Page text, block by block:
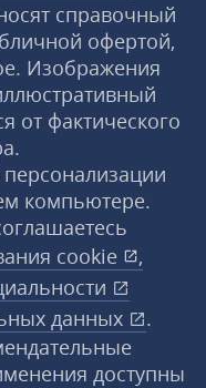
справочный
офертой,
Изображения
от фактического
компьютере.
cookie
,
данных
.
доступны